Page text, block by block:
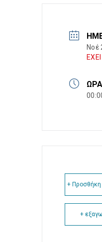
Νοέ
ΏΡΑ
+ Προσθήκη
+